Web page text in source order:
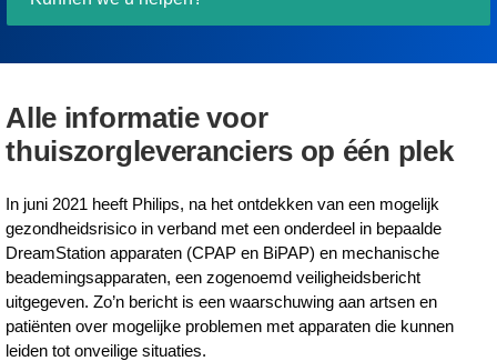
Alle informatie voor
thuiszorgleveranciers op één plek
In juni 2021 heeft Philips, na het ontdekken van een mogelijk
gezondheidsrisico in verband met een onderdeel in bepaalde
DreamStation apparaten (CPAP en BiPAP) en mechanische
beademingsapparaten, een zogenoemd veiligheidsbericht
uitgegeven. Zo’n bericht is een waarschuwing aan artsen en
patiënten over mogelijke problemen met apparaten die kunnen
leiden tot onveilige situaties.